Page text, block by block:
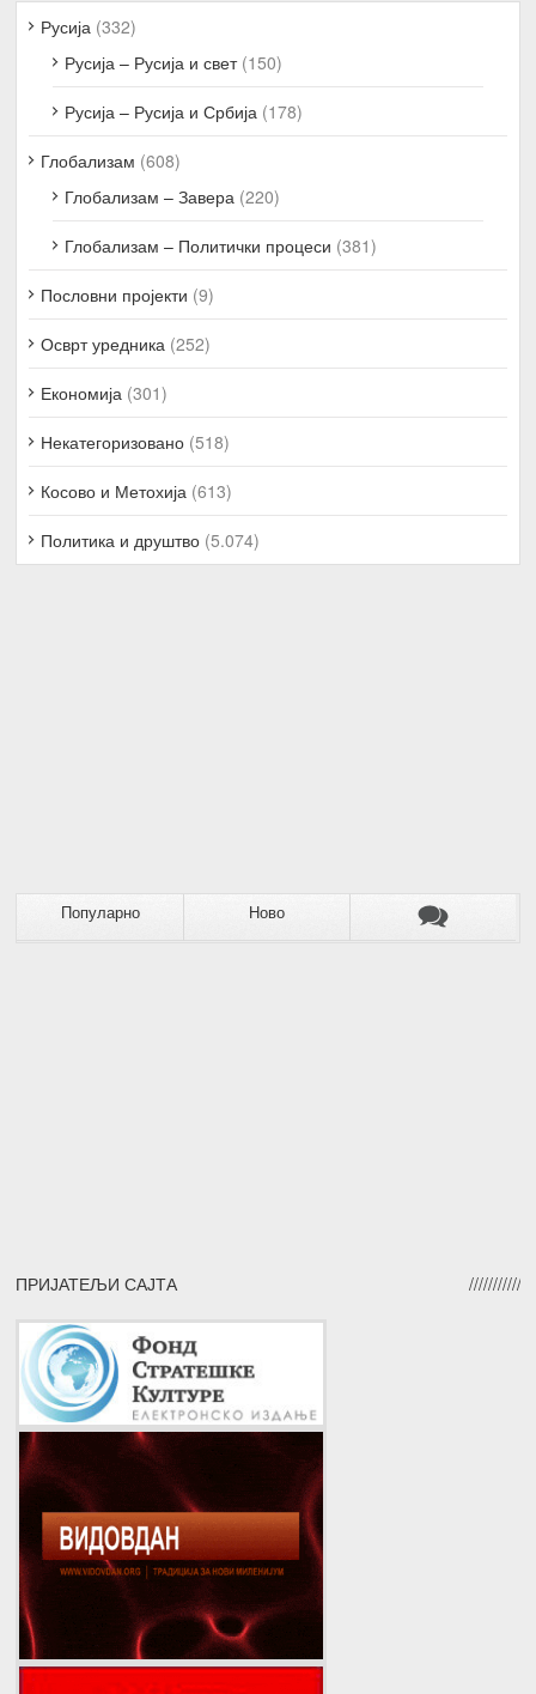
Русија (332)
Русија – Русија и свет(150)
Русија – Русија и Србија (178)
Глобализам (608)
Глобализам – Завера (220)
Глобализам – Политички процеси (381)
Пословни пројекти (9)
Осврт уредника (252)
Економија (301)
Некатегоризовано (518)
Косово и Метохија (613)
Политика и друштво (5.074)
Популарно Ново
ПРИЈАТЕЉИ САЈТА